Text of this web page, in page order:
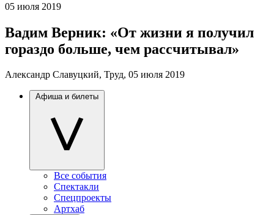
05 июля 2019
Вадим Верник: «От жизни я получил
гораздо больше, чем рассчитывал»
Александр Славуцкий, Труд, 05 июля 2019
Афиша и билеты
Все события
Спектакли
Спецпроекты
Артхаб